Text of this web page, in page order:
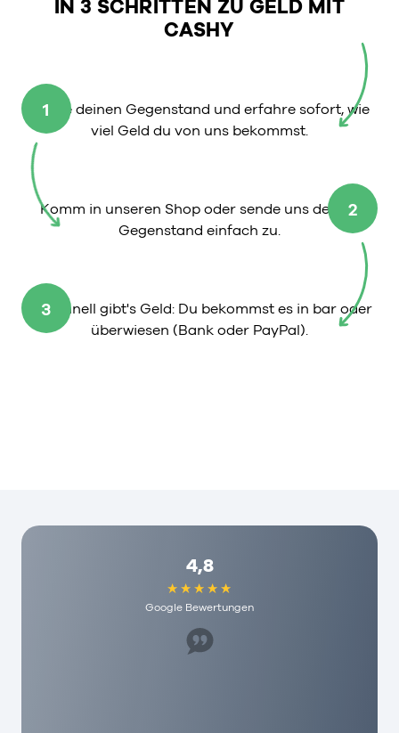
IN 3 SCHRITTEN ZU GELD MIT
CASHY
1
Wähle deinen Gegenstand und erfahre sofort, wie
viel Geld du von uns bekommst.
2
Komm in unseren Shop oder sende uns deinen
Gegenstand einfach zu.
3
So schnell gibt's Geld: Du bekommst es in bar oder
überwiesen (Bank oder PayPal).
4,8
Google Bewertungen